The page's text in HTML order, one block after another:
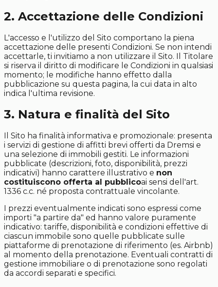
2. Accettazione delle Condizioni
L'accesso e l'utilizzo del Sito comportano la piena
accettazione delle presenti Condizioni. Se non intendi
accettarle, ti invitiamo a non utilizzare il Sito. Il Titolare
si riserva il diritto di modificare le Condizioni in qualsiasi
momento; le modifiche hanno effetto dalla
pubblicazione su questa pagina, la cui data in alto
indica l'ultima revisione.
3. Natura e finalità del Sito
Il Sito ha finalità informativa e promozionale: presenta
i servizi di gestione di affitti brevi offerti da Dremsi e
una selezione di immobili gestiti. Le informazioni
pubblicate (descrizioni, foto, disponibilità, prezzi
indicativi) hanno carattere illustrativo e non
costituiscono offerta al pubblicoai sensi dell'art.
1336 c.c. né proposta contrattuale vincolante.
I prezzi eventualmente indicati sono espressi come
importi "a partire da" ed hanno valore puramente
indicativo: tariffe, disponibilità e condizioni effettive di
ciascun immobile sono quelle pubblicate sulle
piattaforme di prenotazione di riferimento (es. Airbnb)
al momento della prenotazione. Eventuali contratti di
gestione immobiliare o di prenotazione sono regolati
da accordi separati e specifici.